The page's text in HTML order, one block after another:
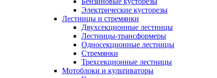
Электрические кусторезы
Лестницы и стремянки
Двухсекционные лестницы
Лестницы-трансформеры
Односекционные лестницы
Стремянки
Трехсекционные лестницы
Мотоблоки и культиваторы